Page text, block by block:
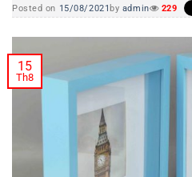
Posted on 15/08/2021 by admin 229
15
Th8